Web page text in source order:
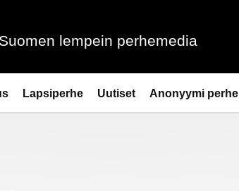
Suomen lempein perhemedia
Lapsiperhe Uutiset Anonyymi perhe